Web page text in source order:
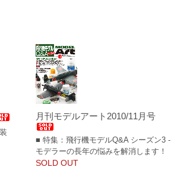
月刊モデルアート2010/11月号
■ 特集：飛行機モデルQ&A シーズン3 -
モデラーの長年の悩みを解消します！
SOLD OUT